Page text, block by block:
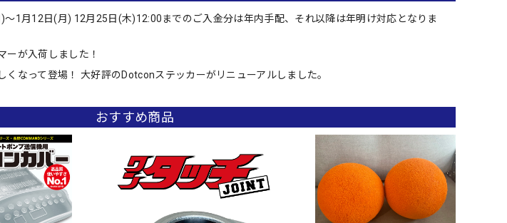
1月12日(月) 12月25日(木)12:00までのご入金分は年内手配、それ以降は年明け対応となりま
ーが入荷しました！
くなって登場！ 大好評のDotconステッカーがリニューアルしました。
おすすめ商品